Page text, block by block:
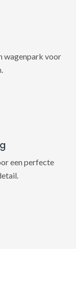
wagenpark voor
een perfecte